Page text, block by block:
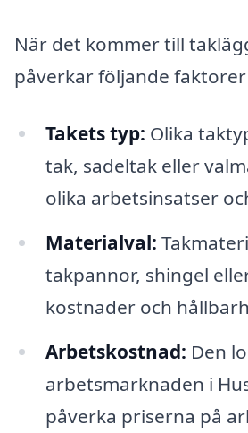
När det kommer till
påverkar följande
Takets typ: Olika
tak, sadeltak eller
olika arbetsinsatser
Materialval:
takpannor, shingel
kostnader och
Arbetskostnad: Den
arbetsmarknaden i
påverka priserna på